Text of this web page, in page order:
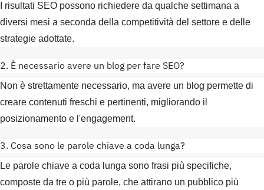
I risultati SEO possono richiedere da qualche settimana a
diversi mesi a seconda della competitività del settore e delle
strategie adottate.
2. È necessario avere un blog per fare SEO?
Non è strettamente necessario, ma avere un blog permette di
creare contenuti freschi e pertinenti, migliorando il
posizionamento e l'engagement.
3. Cosa sono le parole chiave a coda lunga?
Le parole chiave a coda lunga sono frasi più specifiche,
composte da tre o più parole, che attirano un pubblico più